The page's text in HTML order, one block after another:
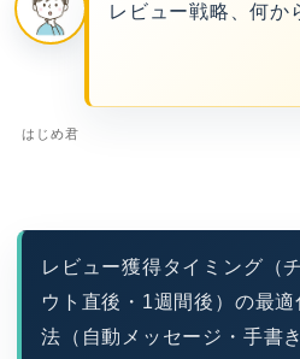
はじめ君
レビュー戦略、何か
レビュー獲得タイミング（
ウト直後・1週間後）の最
法（自動メッセージ・手書